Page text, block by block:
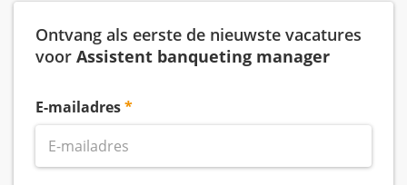
Ontvang als eerste de nieuwste vacatures
voor Assistent banqueting manager
E-mailadres